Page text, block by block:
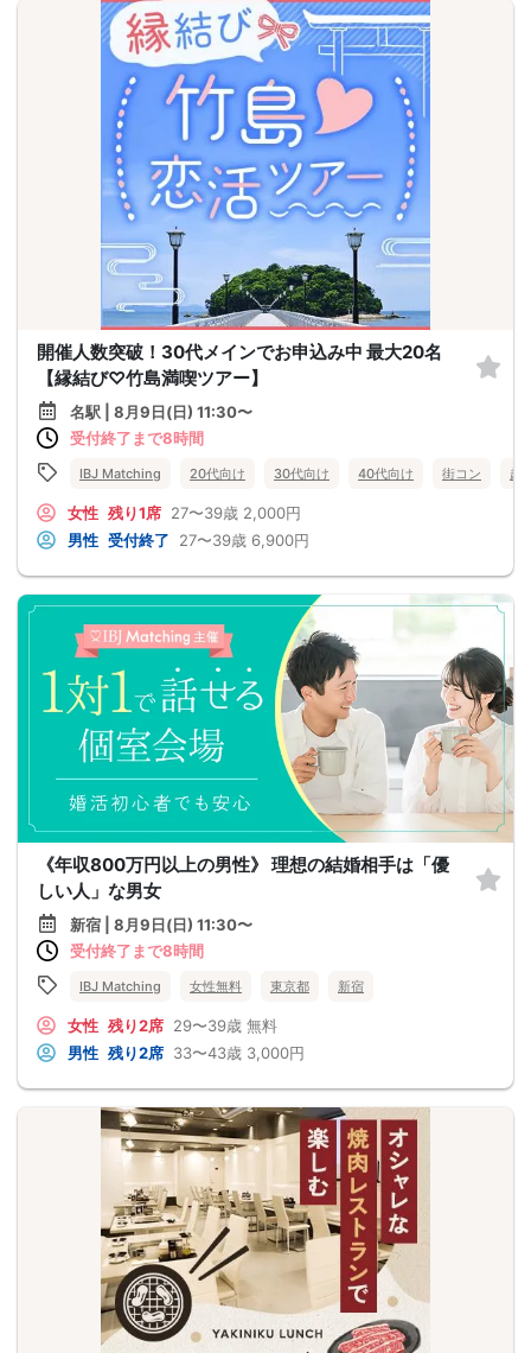
開催人数突破！30代メインでお申込み中 最大20名
【縁結び♡竹島満喫ツアー】
名駅 | 8月9日(日) 11:30〜
受付終了まで8時間
IBJ Matching 20代向け 30代向け 40代向け 街コン 趣
女性 残り1席 27〜39歳 2,000円
男性 受付終了 27〜39歳 6,900円
《年収800万円以上の男性》 理想の結婚相手は「優
しい人」な男女
新宿 | 8月9日(日) 11:30〜
受付終了まで8時間
IBJ Matching 女性無料 東京都 新宿
女性 残り2席 29〜39歳 無料
男性 残り2席 33〜43歳 3,000円